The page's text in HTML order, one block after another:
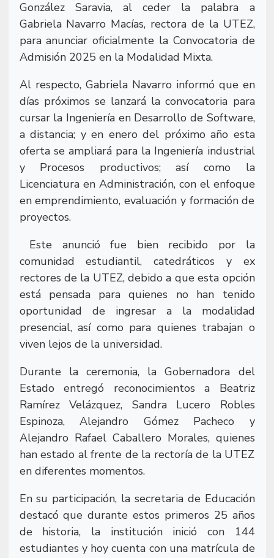
González Saravia, al ceder la palabra a
Gabriela Navarro Macías, rectora de la UTEZ,
para anunciar oficialmente la Convocatoria de
Admisión 2025 en la Modalidad Mixta.
Al respecto, Gabriela Navarro informó que en
días próximos se lanzará la convocatoria para
cursar la Ingeniería en Desarrollo de Software,
a distancia; y en enero del próximo año esta
oferta se ampliará para la Ingeniería industrial
y Procesos productivos; así como la
Licenciatura en Administración, con el enfoque
en emprendimiento, evaluación y formación de
proyectos.
Este anunció fue bien recibido por la
comunidad estudiantil, catedráticos y ex
rectores de la UTEZ, debido a que esta opción
está pensada para quienes no han tenido
oportunidad de ingresar a la modalidad
presencial, así como para quienes trabajan o
viven lejos de la universidad.
Durante la ceremonia, la Gobernadora del
Estado entregó reconocimientos a Beatriz
Ramírez Velázquez, Sandra Lucero Robles
Espinoza, Alejandro Gómez Pacheco y
Alejandro Rafael Caballero Morales, quienes
han estado al frente de la rectoría de la UTEZ
en diferentes momentos.
En su participación, la secretaria de Educación
destacó que durante estos primeros 25 años
de historia, la institución inició con 144
estudiantes y hoy cuenta con una matrícula de